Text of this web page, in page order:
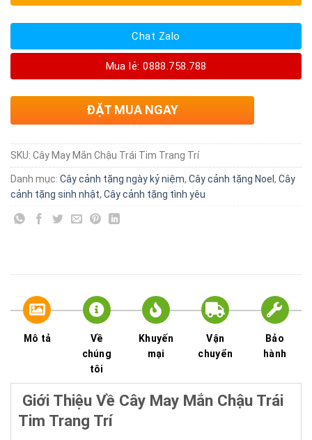
Chat Zalo
Mua lẻ: 0888.758.788
ĐẶT MUA NGAY
SKU: Cây May Mắn Chậu Trái Tim Trang Trí
Danh mục: Cây cảnh tặng ngày kỷ niệm, Cây cảnh tặng Noel , Cây
cảnh tặng sinh nhật, Cây cảnh tặng tình yêu
Mô tả
Về
chúng
tôi
Khuyến
mại
Vận
chuyển
Bảo
hành
Giới Thiệu Về Cây May Mắn Chậu Trái
Tim Trang Trí